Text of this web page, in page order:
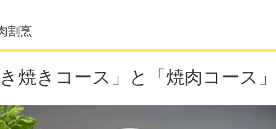
割烹
き焼きコース」と「焼肉コース」